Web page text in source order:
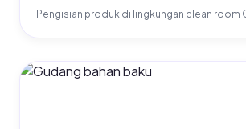
Pengisian produk di lingkungan clean room